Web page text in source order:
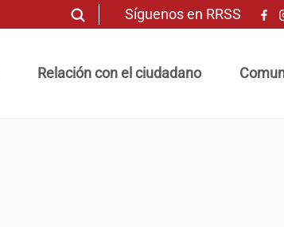
Síguenos en RRSS
Relación con el ciudadano